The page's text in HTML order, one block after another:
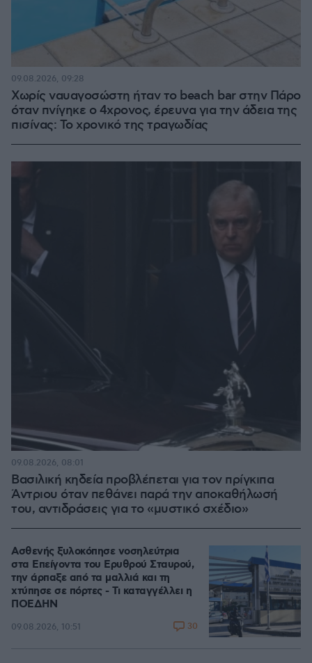
Χωρίς ναυαγοσώστη ήταν το beach bar στην Πάρο
όταν πνίγηκε ο 4χρονος, έρευνα για την άδεια της
πισίνας: Το χρονικό της τραγωδίας
09.08.2026, 09:28
Βασιλική κηδεία προβλέπεται για τον πρίγκιπα
Άντριου όταν πεθάνει παρά την αποκαθήλωσή
του, αντιδράσεις για το «μυστικό σχέδιο»
09.08.2026, 08:01
Ασθενής ξυλοκόπησε νοσηλεύτρια
στα Επείγοντα του Ερυθρού Σταυρού,
την άρπαξε από τα μαλλιά και τη
χτύπησε σε πόρτες - Τι καταγγέλλει η
ΠΟΕΔΗΝ
09.08.2026, 10:51 30